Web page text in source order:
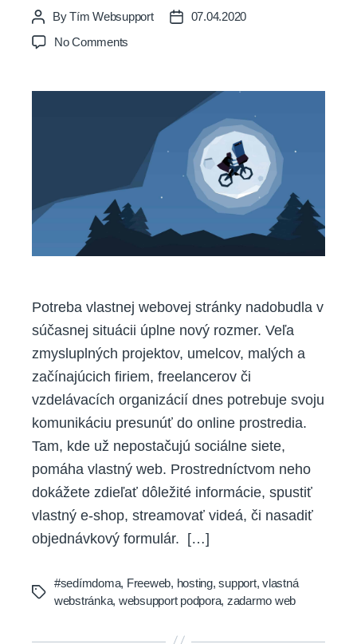
Post
author
ByTím Websupport
Post07.04.2020
No Comments
1000
zmysluplných
projektov
dostalo
webku
zadarmo.
Pridajte
sa
Potreba vlastnej webovej stránky nadobudla v
súčasnej situácii úplne nový rozmer. Veľa
zmysluplných projektov, umelcov, malých a
začínajúcich firiem, freelancerov či
vzdelávacích organizácií dnes potrebuje svoju
komunikáciu presunúť do online prostredia.
Tam, kde už nepostačujú sociálne siete,
pomáha vlastný web. Prostredníctvom neho
dokážete zdieľať dôležité informácie, spustiť
vlastný e-shop, streamovať videá, či nasadiť
objednávkový formulár. […]
Tags
#sedímdoma, Freeweb, hosting,support,vlastná
webstránka, websupport podpora, zadarmo web